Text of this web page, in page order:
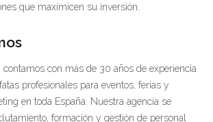
que maximicen su inversión.
, contamos con más de 30 años de experiencia
profesionales para eventos, ferias y
en toda España. Nuestra agencia se
formación y gestión de personal